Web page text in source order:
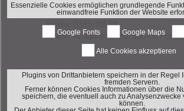
Telefon: 0345-1315720
Telefax: 0345-1315721
E-Mail: info@steinmetz-sachsen-
Essenzielle Cookies ermöglichen grundlegende
einwandfreie Funktion der Website
Google Fonts Google Maps
Alle Cookies akzeptieren
Plugins von Drittanbietern speichern in der Regel
fremden Servern.
Ferner können Cookies Informationen über die
speichern, die eventuell auch zu Analysenzwecke
können.